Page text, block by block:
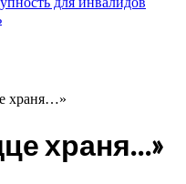
храня…»
храня…»